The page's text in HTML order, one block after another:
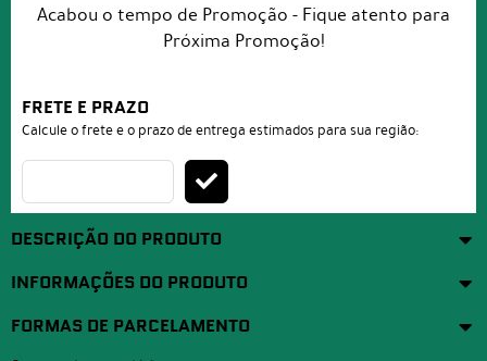
Acabou o tempo de Promoção - Fique atento para
Próxima Promoção!
FRETE E PRAZO
Calcule o frete e o prazo de entrega estimados para sua região:
DESCRIÇÃO DO PRODUTO
INFORMAÇÕES DO PRODUTO
FORMAS DE PARCELAMENTO